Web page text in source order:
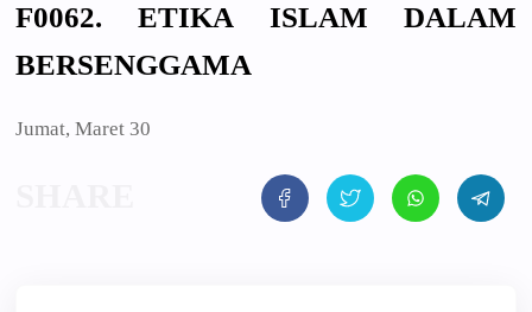
F0062. ETIKA ISLAM DALAM
BERSENGGAMA
Jumat, Maret 30